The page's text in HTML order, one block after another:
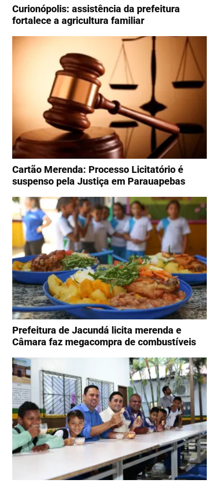
Curionópolis: assistência da prefeitura
fortalece a agricultura familiar
Cartão Merenda: Processo Licitatório é
suspenso pela Justiça em Parauapebas
Prefeitura de Jacundá licita merenda e
Câmara faz megacompra de combustíveis